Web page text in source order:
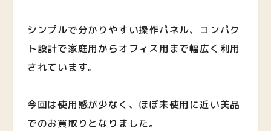
シンプルで分かりやすい操作パネル、コンパク
ト設計で家庭用からオフィス用まで幅広く利用
されています。
今回は使用感が少なく、ほぼ未使用に近い美品
でのお買取りとなりました。